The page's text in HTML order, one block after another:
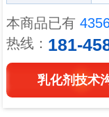
本商品已有
热线： 181-
乳化剂技术